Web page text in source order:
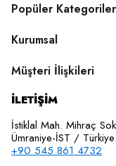
Popüler Kategoriler
Kurumsal
Müşteri İlişkileri
İLETİŞİM
İstiklal Mah. Mihraç
Ümraniye-İST / Türkiye
+90 545 861 4732